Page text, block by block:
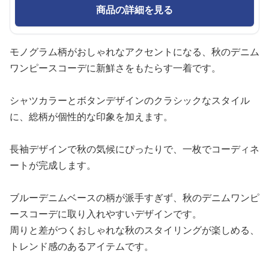
商品の詳細を見る
モノグラム柄がおしゃれなアクセントになる、秋のデニム
ワンピースコーデに新鮮さをもたらす一着です。
シャツカラーとボタンデザインのクラシックなスタイル
に、総柄が個性的な印象を加えます。
長袖デザインで秋の気候にぴったりで、一枚でコーディネ
ートが完成します。
ブルーデニムベースの柄が派手すぎず、秋のデニムワンピ
ースコーデに取り入れやすいデザインです。
周りと差がつくおしゃれな秋のスタイリングが楽しめる、
トレンド感のあるアイテムです。